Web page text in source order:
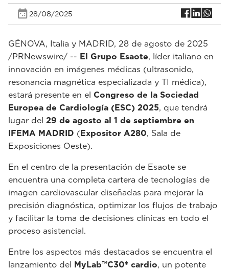
28/08/2025
GÉNOVA, Italia y MADRID, 28 de agosto de 2025
/PRNewswire/ -- El Grupo Esaote, líder italiano en
innovación en imágenes médicas (ultrasonido,
resonancia magnética especializada y TI médica),
estará presente en el Congreso de la Sociedad
Europea de Cardiología (ESC) 2025, que tendrá
lugar del 29 de agosto al 1 de septiembre en
IFEMA MADRID (Expositor A280, Sala de
Exposiciones Oeste).
En el centro de la presentación de Esaote se
encuentra una completa cartera de tecnologías de
imagen cardiovascular diseñadas para mejorar la
precisión diagnóstica, optimizar los flujos de trabajo
y facilitar la toma de decisiones clínicas en todo el
proceso asistencial.
Entre los aspectos más destacados se encuentra el
lanzamiento del MyLab™C30* cardio, un potente